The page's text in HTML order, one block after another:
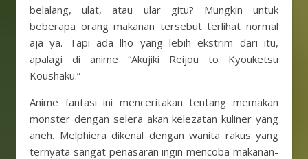
belalang, ulat, atau ular gitu? Mungkin untuk
beberapa orang makanan tersebut terlihat normal
aja ya. Tapi ada lho yang lebih ekstrim dari itu,
apalagi di anime “Akujiki Reijou to Kyouketsu
Koushaku.”
Anime fantasi ini menceritakan tentang memakan
monster dengan selera akan kelezatan kuliner yang
aneh. Melphiera dikenal dengan wanita rakus yang
ternyata sangat penasaran ingin mencoba makanan-